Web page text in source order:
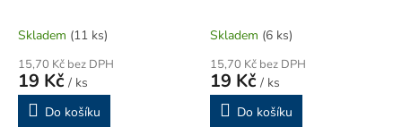
Skladem (11 ks)
15,70 Kč bez DPH
19 Kč / ks
Do košíku
Skladem (6 ks)
15,70 Kč bez DPH
19 Kč / ks
Do košíku